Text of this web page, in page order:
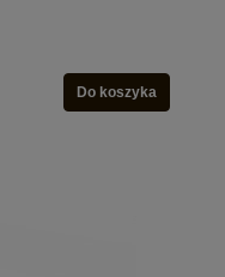
Do koszyka